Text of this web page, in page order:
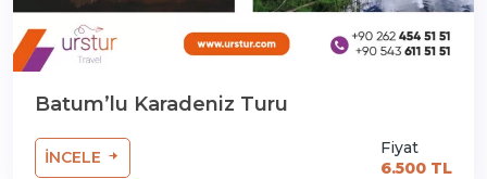
Batum’lu Karadeniz Turu
İNCELE
Fiyat
6.500 TL